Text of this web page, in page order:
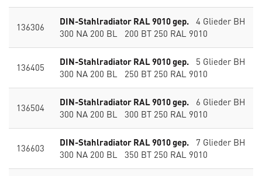
136306 DIN-Stahlradiator RAL 9010 gep. 4 Glieder BH
300 NA 200 BL 200 BT 250 RAL 9010
136405 DIN-Stahlradiator RAL 9010 gep. 5 Glieder BH
300 NA 200 BL 250 BT 250 RAL 9010
136504 DIN-Stahlradiator RAL 9010 gep. 6 Glieder BH
300 NA 200 BL 300 BT 250 RAL 9010
136603 DIN-Stahlradiator RAL 9010 gep. 7 Glieder BH
300 NA 200 BL 350 BT 250 RAL 9010